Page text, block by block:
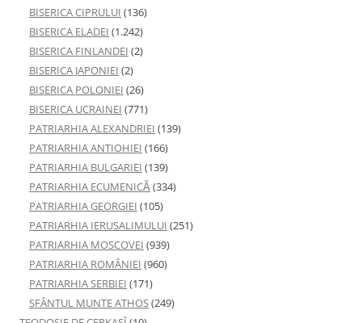
BISERICA CIPRULUI (136)
BISERICA ELADEI (1.242)
BISERICA FINLANDEI (2)
BISERICA JAPONIEI (2)
BISERICA POLONIEI (26)
BISERICA UCRAINEI (771)
PATRIARHIA ALEXANDRIEI (139)
PATRIARHIA ANTIOHIEI (166)
PATRIARHIA BULGARIEI (139)
PATRIARHIA ECUMENICĂ(334)
PATRIARHIA GEORGIEI (105)
PATRIARHIA IERUSALIMULUI (251)
PATRIARHIA MOSCOVEI (939)
PATRIARHIA ROMÂNIEI (960)
PATRIARHIA SERBIEI (171)
SFÂNTUL MUNTE ATHOS(249)